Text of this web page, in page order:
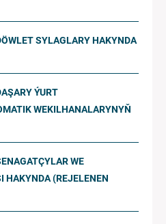
SYLAGLARY HAKYNDA
ÝURT
WEKILHANALARYNYŇ
WE
HAKYNDA (REJELENEN